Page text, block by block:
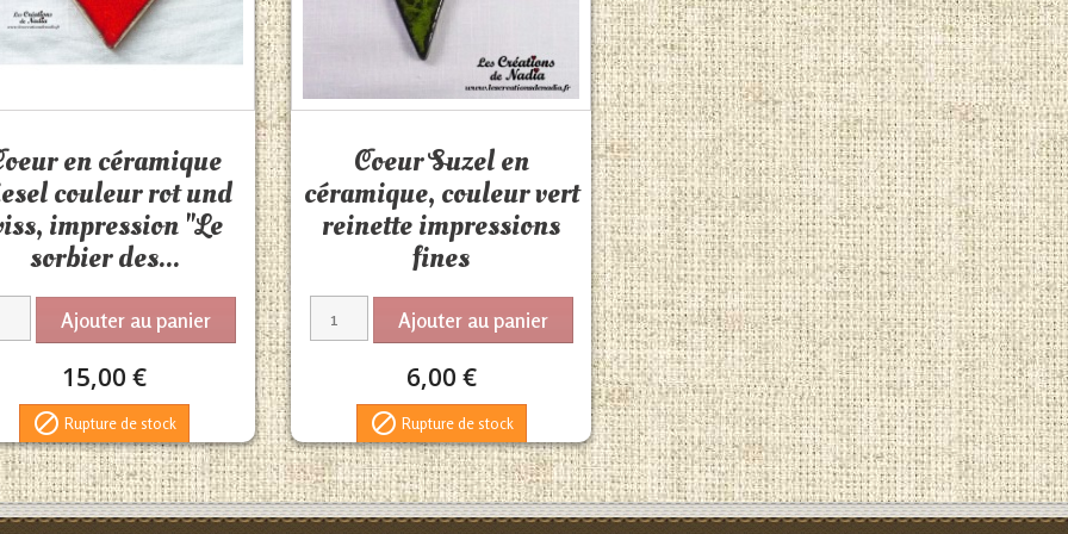
en céramique
couleur rot und
impression "Le
sorbier des...
Ajouter au panier
15,00 €
 Rupture de stock
Coeur Suzel en
céramique, couleur vert
reinette impressions
fines
Ajouter au panier
6,00 €
 Rupture de stock